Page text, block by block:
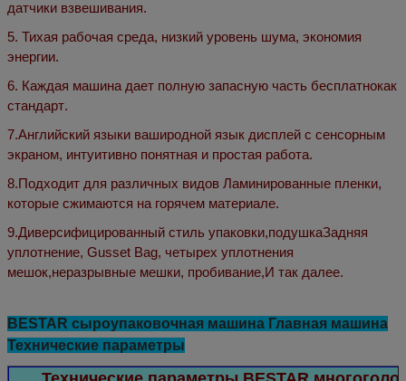
датчики взвешивания.
5. Тихая рабочая среда, низкий уровень шума, экономия
энергии.
6. Каждая машина дает полную запасную часть бесплатнокак
стандарт.
7.Английский языки ваширодной язык дисплей с сенсорным
экраном, интуитивно понятная и простая работа.
8.Подходит для различных видов Ламинированные пленки,
которые сжимаются на горячем материале.
9.Диверсифицированный стиль упаковки,подушкаЗадняя
уплотнение, Gusset Bag, четырех уплотнения
мешок,неразрывные мешки, пробивание,И так далее.
BESTAR сыроупаковочная машина Главная машина
Технические параметры